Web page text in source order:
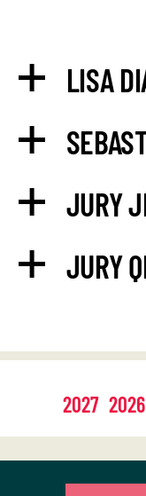
LISA
JURY
JURY
2027 2026